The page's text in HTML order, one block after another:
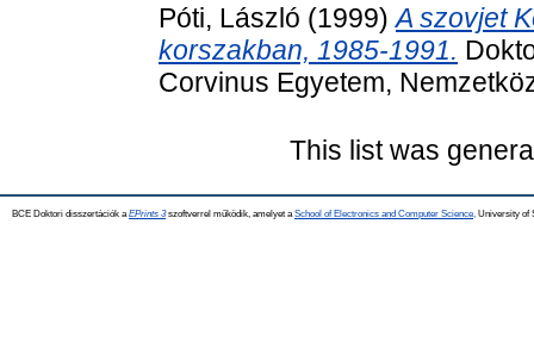
Póti, László (1999)A szovjet
korszakban, 1985-1991.
Corvinus Egyetem,
This list was
BCE Doktori disszertációk a EPrints 3szoftverrel működik, amelyet a School of Electronics and Computer Science, University of